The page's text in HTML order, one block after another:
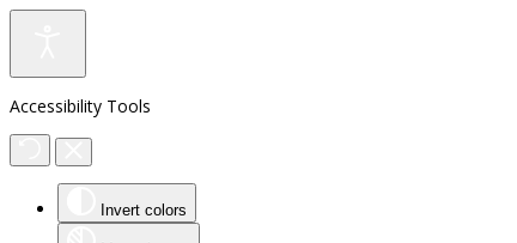
Accessibility Tools
Invert colors